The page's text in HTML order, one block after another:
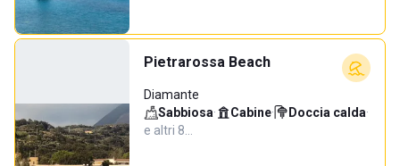
Pietrarossa Beach
Diamante
Sabbiosa· Cabine· Doccia calda·
e altri 8…